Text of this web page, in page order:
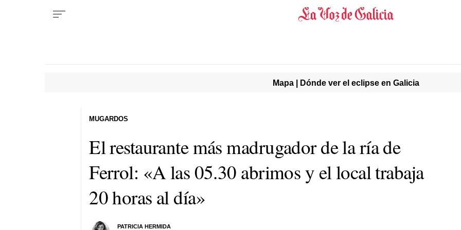
Mapa | Dónde ver el eclipse en Galicia
El restaurante más madrugador de la ría de
Ferrol: «A las 05.30 abrimos y el local trabaja
20 horas al día»
PATRICIA HERMIDA
MUGARDOS